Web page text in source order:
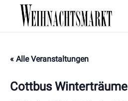
« Alle Veranstaltungen
Cottbus Winterträume